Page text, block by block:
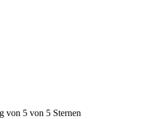
von 5 von 5 Sternen